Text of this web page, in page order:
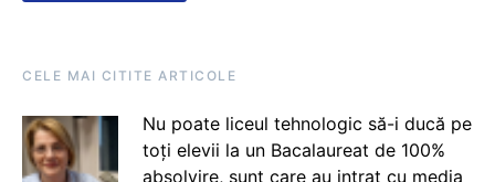
CELE MAI CITITE ARTICOLE
Nu poate liceul tehnologic să-i ducă pe
toți elevii la un Bacalaureat de 100%
absolvire, sunt care au intrat cu media